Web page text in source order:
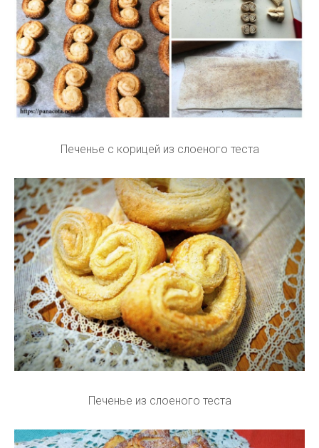
Печенье с корицей из слоеного теста
Печенье из слоеного теста